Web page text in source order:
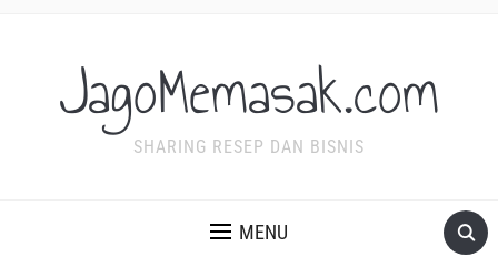
JagoMemasak.com
SHARING RESEP DAN BISNIS
MENU